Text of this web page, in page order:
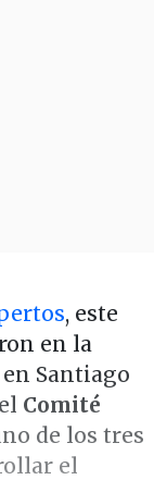
, este
en la
Santiago
Comité
de los tres
el